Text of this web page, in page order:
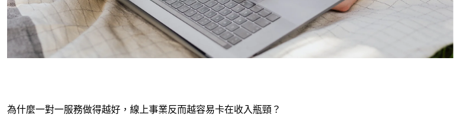
為什麼一對一服務做得越好，線上事業反而越容易卡在收入瓶頸？